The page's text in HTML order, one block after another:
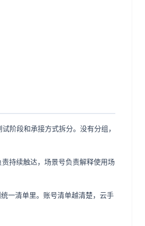
阶段和承接方式拆分。没有分组，
持续触达，场景号负责解释使用场
一清单里。账号清单越清楚，云手